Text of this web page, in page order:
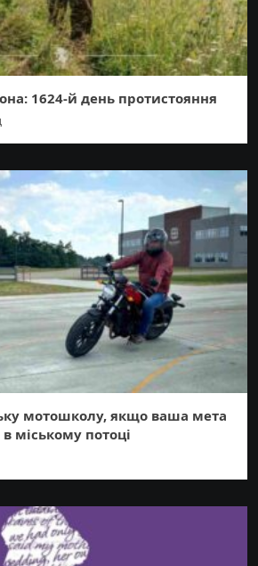
1624-й день протистояння
мотошколу, якщо ваша мета
міському потоці